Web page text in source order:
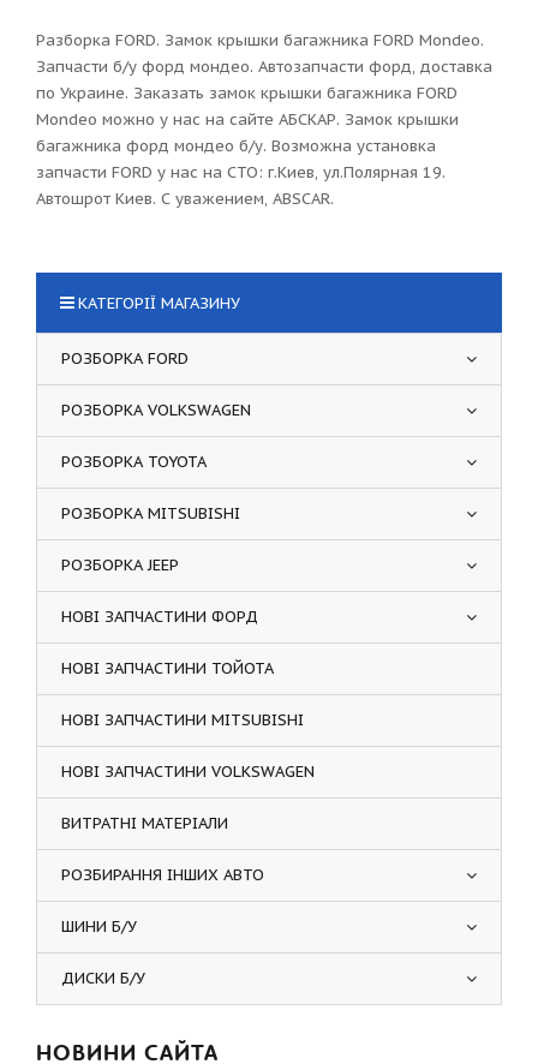
Разборка FORD. Замок крышки багажника FORD Mondeo.
Запчасти б/у форд мондео. Автозапчасти форд, доставка
по Украине. Заказать замок крышки багажника FORD
Mondeo можно у нас на сайте АБСКАР. Замок крышки
багажника форд мондео б/у. Возможна установка
запчасти FORD у нас на СТО: г.Киев, ул.Полярная 19.
Автошрот Киев. С уважением, ABSCAR.
КАТЕГОРІЇ МАГАЗИНУ
РОЗБОРКА FORD
РОЗБОРКА VOLKSWAGEN
РОЗБОРКА TOYOTA
РОЗБОРКА MITSUBISHI
РОЗБОРКА JEEP
НОВІ ЗАПЧАСТИНИ ФОРД
НОВІ ЗАПЧАСТИНИ ТОЙОТА
НОВІ ЗАПЧАСТИНИ MITSUBISHI
НОВІ ЗАПЧАСТИНИ VOLKSWAGEN
ВИТРАТНІ МАТЕРІАЛИ
РОЗБИРАННЯ ІНШИХ АВТО
ШИНИ Б/У
ДИСКИ Б/У
НОВИНИ САЙТА